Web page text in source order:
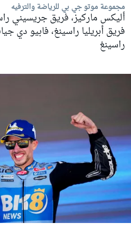
مجموعة موتو جي بي للرياضة والترفيه
أليكس ماركيز، فريق جريسيني
راسينغ